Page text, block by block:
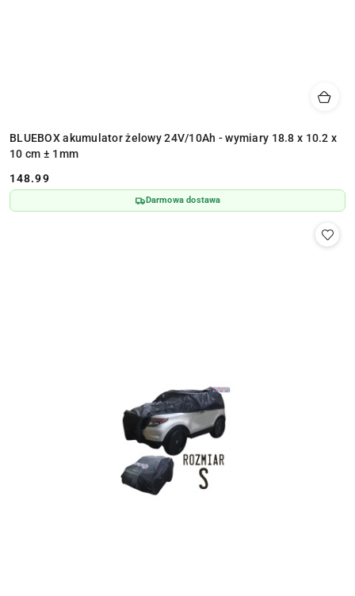
BLUEBOX akumulator żelowy 24V/10Ah - wymiary 18.8 x 10.2 x
10 cm ± 1mm
Cena:
148.99
Darmowa dostawa